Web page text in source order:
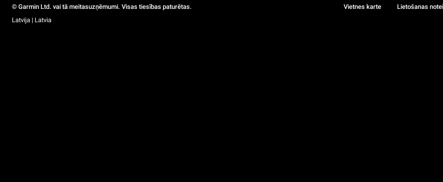
© Garmin Ltd. vai tā meitasuzņēmumi. Visas tiesības paturētas. Vietnes karte Lietošanas
Latvija | Latvia